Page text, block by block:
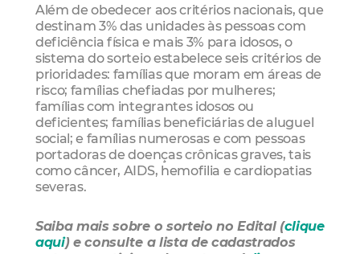
Além de obedecer aos critérios nacionais, que
destinam 3% das unidades às pessoas com
deficiência física e mais 3% para idosos, o
sistema do sorteio estabelece seis critérios de
prioridades: famílias que moram em áreas de
risco; famílias chefiadas por mulheres;
famílias com integrantes idosos ou
deficientes; famílias beneficiárias de aluguel
social; e famílias numerosas e com pessoas
portadoras de doenças crônicas graves, tais
como câncer, AIDS, hemofilia e cardiopatias
severas.
Saiba mais sobre o sorteio no Edital (clique
aqui) e consulte a lista de cadastrados